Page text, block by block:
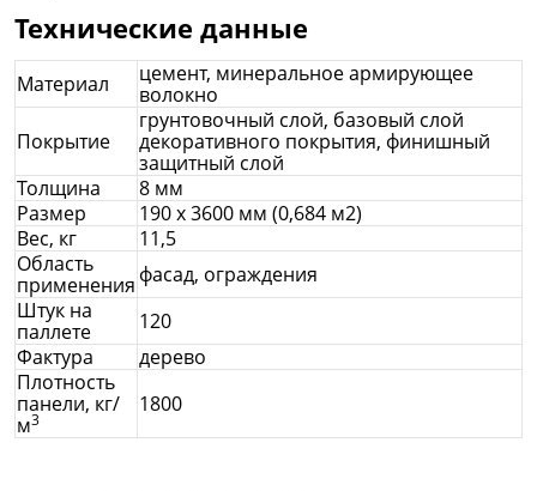
Технические данные
Материал
цемент, минеральное армирующее
волокно
Покрытие
грунтовочный слой, базовый слой
декоративного покрытия, финишный
защитный слой
Толщина
8 мм
Размер
190 х 3600 мм (0,684 м2)
Вес, кг
11,5
Область
применения фасад, ограждения
Штук на
паллете
120
Фактура
дерево
Плотность
панели, кг/
м3
1800